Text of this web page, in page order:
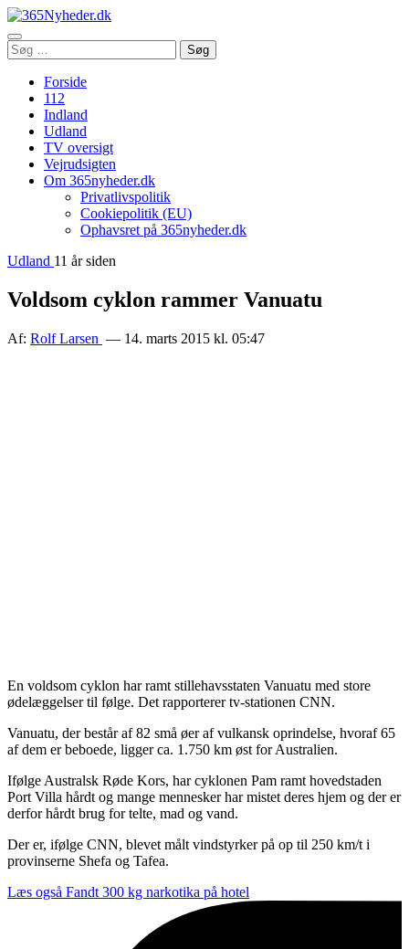
Åbn
menu
Søg
efter:
Søg
Forside
112
Indland
Udland
TV oversigt
Vejrudsigten
Om 365nyheder.dk
Privatlivspolitik
Cookiepolitik (EU)
Ophavsret på 365nyheder.dk
Udland 11 år siden
Voldsom cyklon rammer Vanuatu
Af: Rolf Larsen — 14. marts 2015 kl. 05:47
En voldsom cyklon har ramt stillehavsstaten Vanuatu med store
ødelæggelser til følge. Det rapporterer tv-stationen CNN.
Vanuatu, der består af 82 små øer af vulkansk oprindelse, hvoraf 65
af dem er beboede, ligger ca. 1.750 km øst for Australien.
Ifølge Australsk Røde Kors, har cyklonen Pam ramt hovedstaden
Port Villa hårdt og mange mennesker har mistet deres hjem og der er
derfor hårdt brug for telte, mad og vand.
Der er, ifølge CNN, blevet målt vindstyrker på op til 250 km/t i
provinserne Shefa og Tafea.
Læs også Fandt 300 kg narkotika på hotel